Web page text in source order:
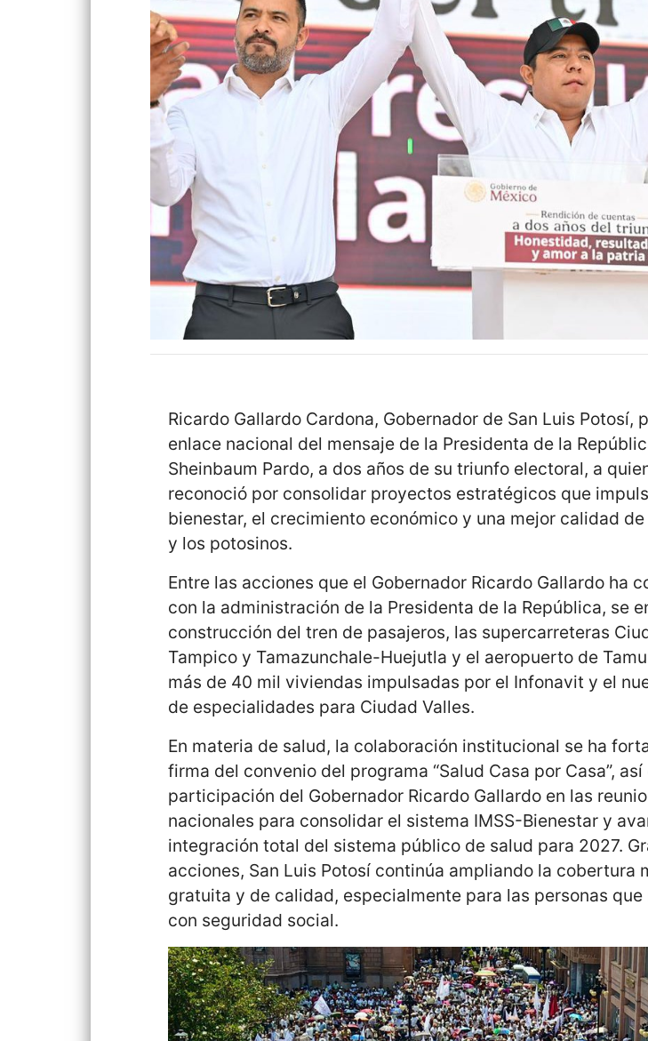
Ricardo Gallardo Cardona, Gobernador de San Luis Potosí,
enlace nacional del mensaje de la Presidenta de la
Sheinbaum Pardo, a dos años de su triunfo electoral, a
reconoció por consolidar proyectos estratégicos que
bienestar, el crecimiento económico y una mejor calidad
y los potosinos.
Entre las acciones que el Gobernador Ricardo Gallardo ha
con la administración de la Presidenta de la República, se
construcción del tren de pasajeros, las supercarreteras
Tampico y Tamazunchale-Huejutla y el aeropuerto de
más de 40 mil viviendas impulsadas por el Infonavit y el
de especialidades para Ciudad Valles.
En materia de salud, la colaboración institucional se ha
firma del convenio del programa “Salud Casa por Casa”,
participación del Gobernador Ricardo Gallardo en las
nacionales para consolidar el sistema IMSS-Bienestar y
integración total del sistema público de salud para 2027.
acciones, San Luis Potosí continúa ampliando la cobertura
gratuita y de calidad, especialmente para las personas que
con seguridad social.